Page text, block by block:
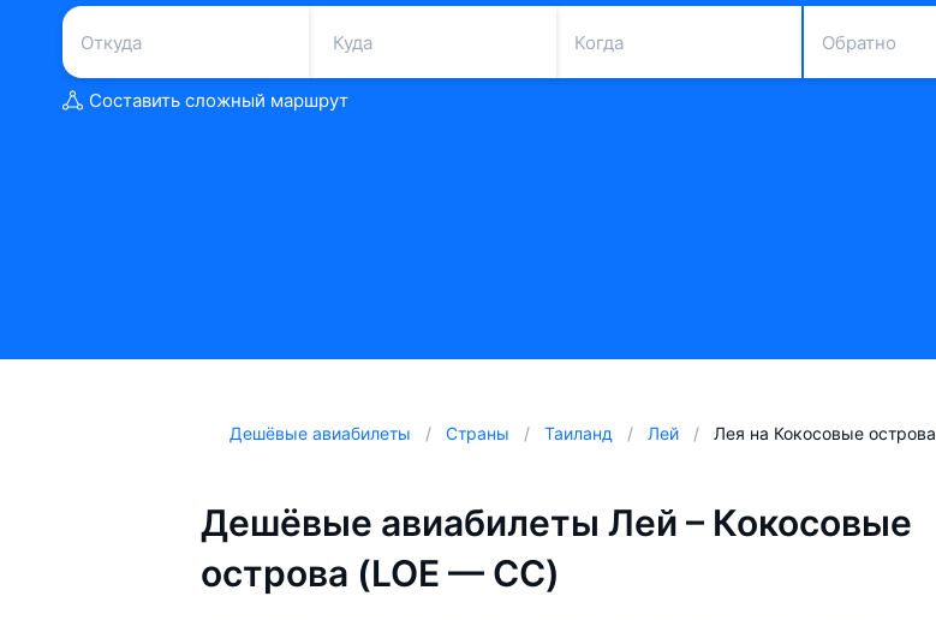
Когда Обратно
Составить сложный маршрут
Дешёвые авиабилеты Страны Таиланд Лей Лея на Кокосовые острова
Дешёвые авиабилеты Лей – Кокосовые
острова (LOE — CC)